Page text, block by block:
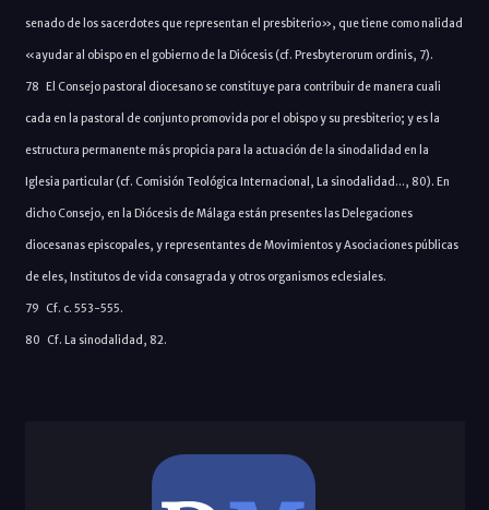
senado de los sacerdotes que representan el presbiterio», que tiene como nalidad
«ayudar al obispo en el gobierno de la Diócesis (cf. Presbyterorum ordinis, 7).
78 El Consejo pastoral diocesano se constituye para contribuir de manera cuali
cada en la pastoral de conjunto promovida por el obispo y su presbiterio; y es la
estructura permanente más propicia para la actuación de la sinodalidad en la
Iglesia particular (cf. Comisión Teológica Internacional, La sinodalidad..., 80). En
dicho Consejo, en la Diócesis de Málaga están presentes las Delegaciones
diocesanas episcopales, y representantes de Movimientos y Asociaciones públicas
de eles, Institutos de vida consagrada y otros organismos eclesiales.
79 Cf. c. 553-555.
80 Cf. La sinodalidad, 82.